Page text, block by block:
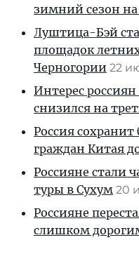
зимний сезон
Луштица-Бэй
площадок
Черногории 22
Интерес
снизился на
Россия
граждан Китая
Россияне стали
туры в Сухум 20
Россияне
слишком